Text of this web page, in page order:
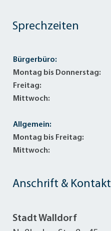
Anschrift & Kontakt
Stadt Walldorf
Sprechzeiten
Bürgerbüro:
Montag bis Donnerstag:
Freitag:
Mittwoch:
Allgemein:
Montag bis Freitag:
Mittwoch: